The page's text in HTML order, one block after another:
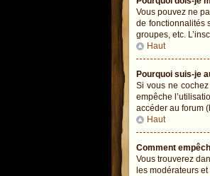
Vous pouvez ne
de fonctionnalités
groupes, etc.
Haut
Pourquoi suis-je
Si vous ne
empêche
accéder au forum
Haut
Comment
Vous trouverez
les modérateurs